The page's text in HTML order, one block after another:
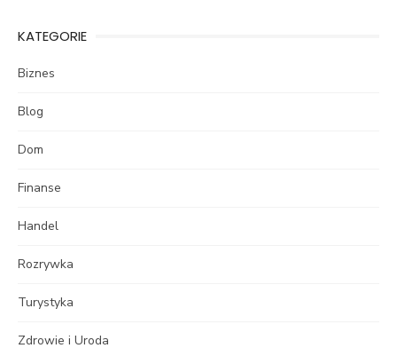
KATEGORIE
Biznes
Blog
Dom
Finanse
Handel
Rozrywka
Turystyka
Zdrowie i Uroda